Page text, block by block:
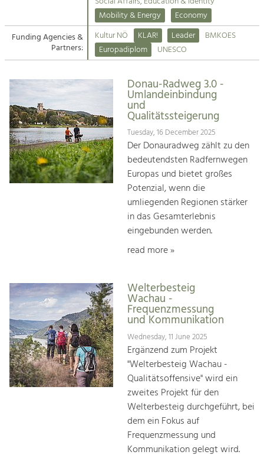
Suche
Impressum
Kontakt
Tourism
Offer Development and Positioning
Art & Culture
Crafts, Science and Research.
Social Affairs, Education
& Identity
Equality, Youth and Integration.
Climate Change, Public Transport and
Mobility & Energy
Economy
Funding Agencies &
Partners:
Kultur NÖ KLAR! Leader
BMKOES
Europadiplom
UNESCO
Donau-Radweg 3.0 -
Umlandeinbindung
und
Qualitätssteigerung
Tuesday, 16 December 2025
Der Donauradweg zählt zu den
bedeutendsten Radfernwegen
Europas und bietet großes
Potenzial, wenn die
umliegenden Regionen stärker
in das Gesamterlebnis
eingebunden werden.
read more »
Welterbesteig
Wachau -
Frequenzmessung
und Kommunikation
Wednesday, 11 June 2025
Ergänzend zum Projekt
"Welterbesteig Wachau -
Qualitätsoffensive" wird ein
zweites Projekt für den
Welterbesteig durchgeführt, bei
dem ein Fokus auf
Frequenzmessung und
Kommunikation gelegt wird.